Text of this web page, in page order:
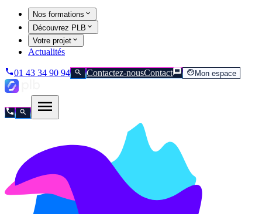
Nos formations
Découvrez PLB
Votre projet
Actualités
01 43 34 90 94 Contactez-nousContact Mon espace